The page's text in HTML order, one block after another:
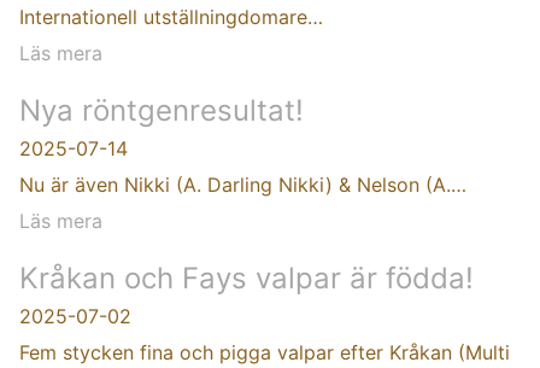
Internationell utställningdomare…
Läs mera
Nya röntgenresultat!
2025-07-14
Nu är även Nikki (A. Darling Nikki) & Nelson (A.…
Läs mera
Kråkan och Fays valpar är födda!
2025-07-02
Fem stycken fina och pigga valpar efter Kråkan (Multi